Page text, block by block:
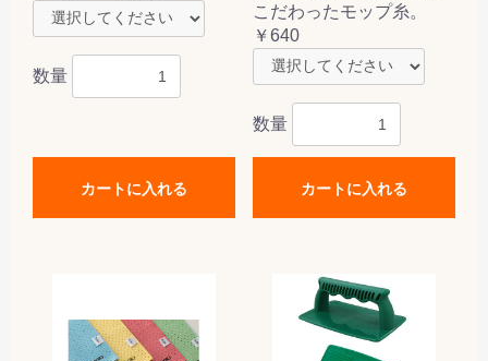
数量
カートに入れる
こだわったモップ糸。
￥640
数量
カートに入れる